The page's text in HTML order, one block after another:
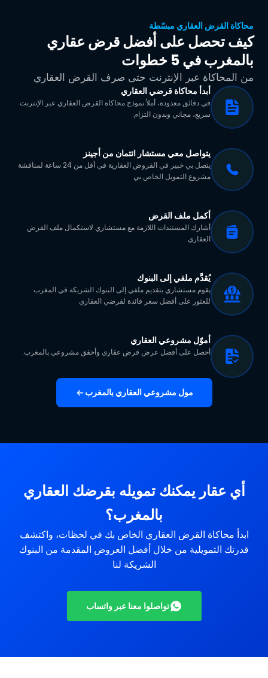
محاكاة القرض العقاري مبسّطة
كيف تحصل على أفضل قرض عقاري
بالمغرب في 5 خطوات
من المحاكاة عبر الإنترنت حتى صرف القرض العقاري
أبدأ محاكاة قرضي العقاري
في دقائق معدودة، أملأ نموذج محاكاة القرض العقاري عبر الإنترنت.
سريع، مجاني وبدون التزام.
يتواصل معي مستشار ائتمان من أجينز
يتصل بي خبير في القروض العقارية في أقل من 24 ساعة لمناقشة
مشروع التمويل الخاص بي
أكمل ملف القرض
أشارك المستندات اللازمة مع مستشاري لاستكمال ملف القرض
العقاري.
يُقدَّم ملفي إلى البنوك
يقوم مستشاري بتقديم ملفي إلى البنوك الشريكة في المغرب
للعثور على أفضل سعر فائدة لقرضي العقاري
أموّل مشروعي العقاري
أحصل على أفضل عرض قرض عقاري وأحقق مشروعي بالمغرب.
مول مشروعي العقاري بالمغرب
أي عقار يمكنك تمويله بقرضك العقاري
بالمغرب؟
ابدأ محاكاة القرض العقاري الخاص بك في لحظات، واكتشف
قدرتك التمويلية من خلال أفضل العروض المقدمة من البنوك
الشريكة لنا
تواصلوا معنا عبر واتساب